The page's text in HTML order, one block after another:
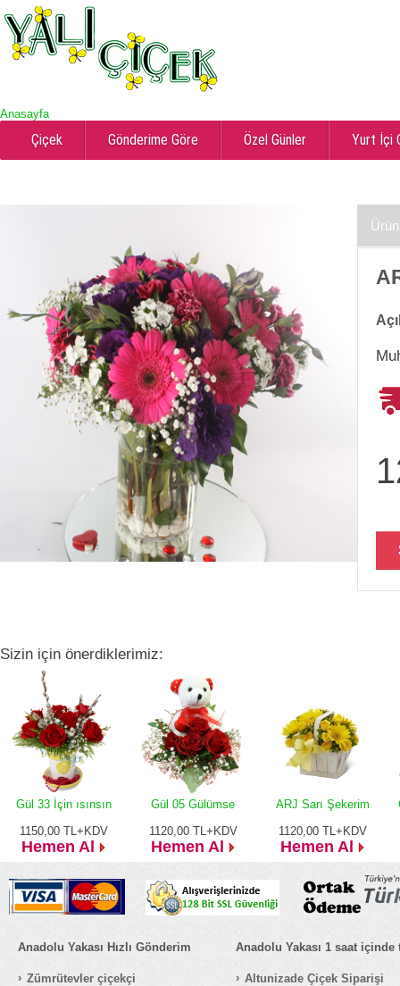
Anasayfa
Çiçek Gönderime Göre Özel Günler Yurt İçi
Sizin için önerdiklerimiz:
Gül 33 İçin ısınsın
1150,00 TL+KDV
Hemen Al
Gül 05 Gülümse
1120,00 TL+KDV
Hemen Al
ARJ Sarı Şekerim
1120,00 TL+KDV
Hemen Al
Anadolu Yakası Hızlı Gönderim
Zümrütevler çiçekçi
Anadolu Yakası 1 saat içinde
Altunizade Çiçek Siparişi